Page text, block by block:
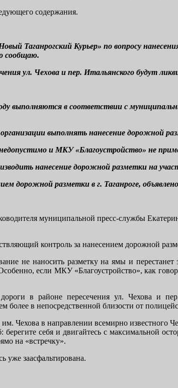
содержания.
Таганрогский Курьер» по вопросу
сообщаю.
ул. Чехова и пер. Итальянского будут
выполняются в соответствии с
выполнять нанесение дорожной
и МКУ «Благоустройство» не
нанесение дорожной разметки на
дорожной разметки в г. Таганроге,
муниципальной пресс-службы
контроль за нанесением дорожной
не наносить разметку на ямы и перестанет
если МКУ «Благоустройство», как
в районе пересечения ул. Чехова и
в непосредственной близости от
Чехова в направлении всемирно известного
себя и двигайтесь с максимальной
на «встречку».
уже заасфальтирована.